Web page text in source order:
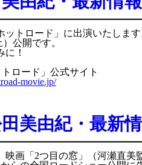
ットロード」に出演いたします
公開です。
に！
ロード」公式サイト
movie.jp/
田美由紀・最新情
映画「2つ目の窓」（河瀬直美